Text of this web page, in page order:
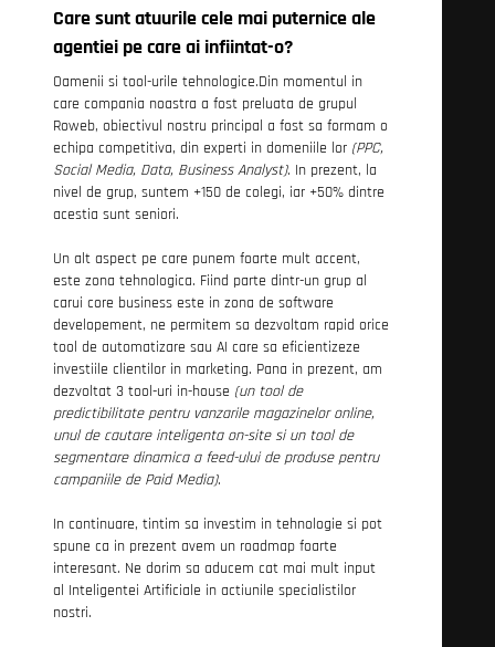
Care sunt atuurile cele mai puternice ale
agentiei pe care ai infiintat-o?
Oamenii si tool-urile tehnologice.Din momentul in
care compania noastra a fost preluata de grupul
Roweb, obiectivul nostru principal a fost sa formam o
echipa competitiva, din experti in domeniile lor (PPC,
Social Media, Data, Business Analyst). In prezent, la
nivel de grup, suntem +150 de colegi, iar +50% dintre
acestia sunt seniori.
Un alt aspect pe care punem foarte mult accent,
este zona tehnologica. Fiind parte dintr-un grup al
carui core business este in zona de software
developement, ne permitem sa dezvoltam rapid orice
tool de automatizare sau AI care sa eficientizeze
investiile clientilor in marketing. Pana in prezent, am
dezvoltat 3 tool-uri in-house (un tool de
predictibilitate pentru vanzarile magazinelor online,
unul de cautare inteligenta on-site si un tool de
segmentare dinamica a feed-ului de produse pentru
campaniile de Paid Media).
In continuare, tintim sa investim in tehnologie si pot
spune ca in prezent avem un roadmap foarte
interesant. Ne dorim sa aducem cat mai mult input
al Inteligentei Artificiale in actiunile specialistilor
nostri.